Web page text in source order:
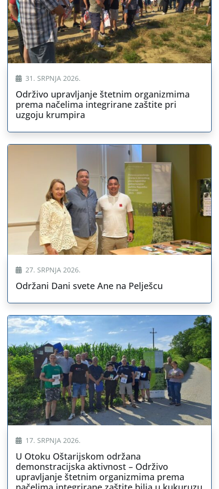
31. SRPNJA 2026.
Održivo upravljanje štetnim organizmima
prema načelima integrirane zaštite pri
uzgoju krumpira
27. SRPNJA 2026.
Održani Dani svete Ane na Pelješcu
17. SRPNJA 2026.
U Otoku Oštarijskom održana
demonstracijska aktivnost – Održivo
upravljanje štetnim organizmima prema